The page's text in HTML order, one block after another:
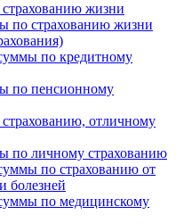
жизни
по страхованию жизни
по кредитному
по пенсионному
отличному
по личному страхованию
по страхованию от
болезней
по медицинскому